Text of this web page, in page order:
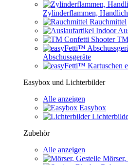
Zylinderflammen,
Rauchmittel
Abschussgeräte
Easybox und Lichterbilder
Alle anzeigen
Easybox
Zubehör
Alle anzeigen
Mörser,